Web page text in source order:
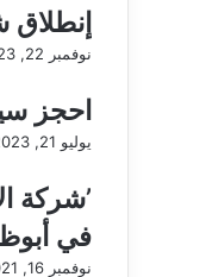
نوفمبر 22, 2023
احجز
يوليو 21, 2023
’شركة
في
نوفمبر 16, 2021